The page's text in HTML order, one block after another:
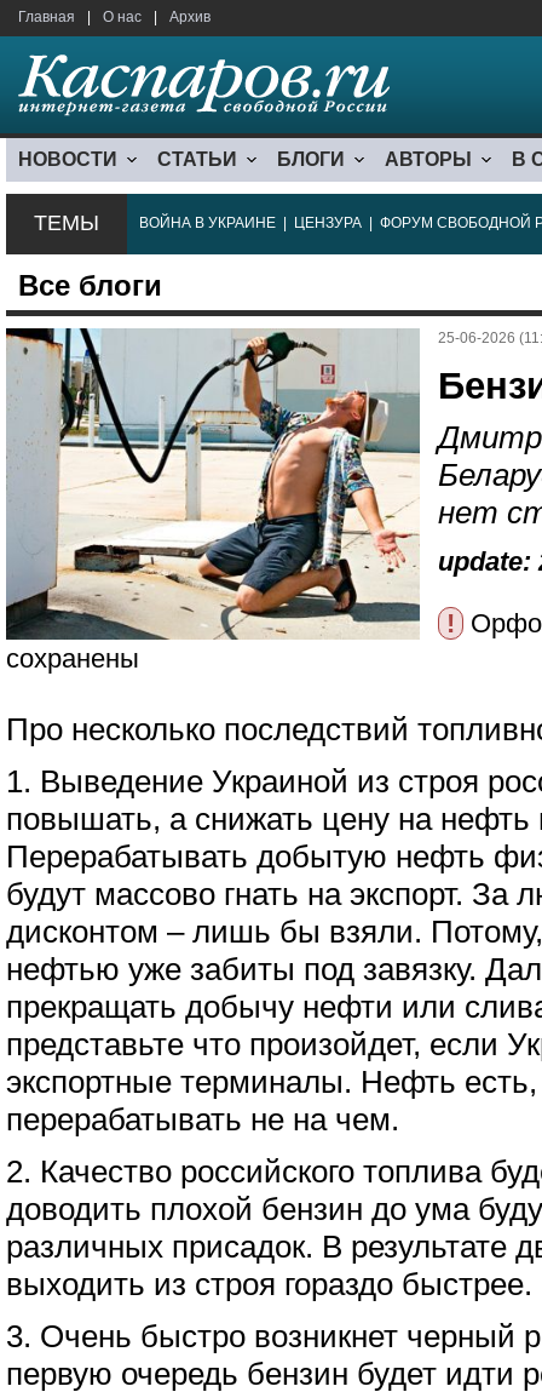
Главная О нас Архив
НОВОСТИ СТАТЬИ БЛОГИ АВТОРЫ В
ТЕМЫ ВОЙНА В УКРАИНЕ ЦЕНЗУРА ФОРУМ СВОБОДНОЙ
Все блоги
25-06-2026
нет
update:
!
сохранены
Про несколько последствий
1. Выведение Украиной из строя
повышать, а снижать цену на
Перерабатывать добытую нефть
будут массово гнать на экспорт.
дисконтом – лишь бы взяли.
нефтью уже забиты под завязку.
прекращать добычу нефти или
представьте что произойдет, если
экспортные терминалы. Нефть есть,
перерабатывать не на чем.
2. Качество российского топлива
доводить плохой бензин до ума
различных присадок. В результате
выходить из строя гораздо быстрее.
3. Очень быстро возникнет черный
первую очередь бензин будет идти